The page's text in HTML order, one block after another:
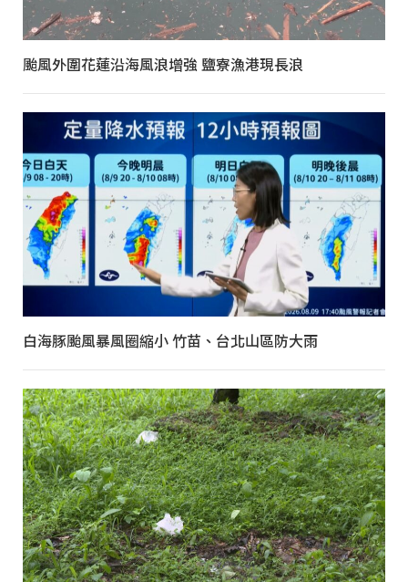
颱風外圍花蓮沿海風浪增強 鹽寮漁港現長浪
白海豚颱風暴風圈縮小 竹苗、台北山區防大雨